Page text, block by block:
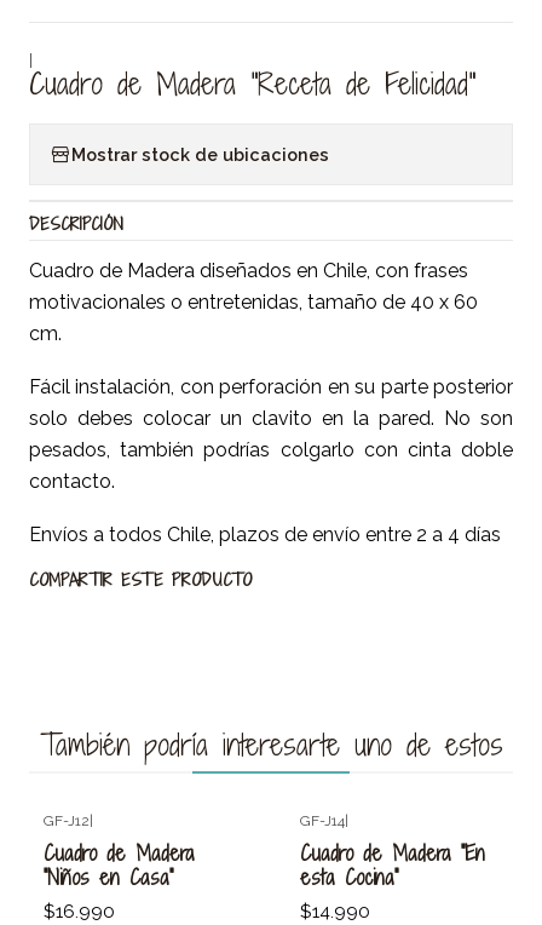
|
Cuadro de Madera "Receta de Felicidad"
Mostrar stock de ubicaciones
DESCRIPCIÓN
Cuadro de Madera diseñados en Chile, con frases
motivacionales o entretenidas, tamaño de 40 x 60
cm.
Fácil instalación, con perforación en su parte posterior
solo debes colocar un clavito en la pared. No son
pesados, también podrías colgarlo con cinta doble
contacto.
Envíos a todos Chile, plazos de envío entre 2 a 4 días
COMPARTIR ESTE PRODUCTO
También podría interesarte uno de estos
GF-J12
Cuadro de Madera
"Niños en Casa"
$16.990
Agotado
GF-J14
Cuadro de Madera "En
esta Cocina"
$14.990